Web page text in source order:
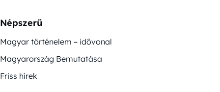
Népszerű
Magyar történelem – idővonal
Magyarország Bemutatása
Friss hírek